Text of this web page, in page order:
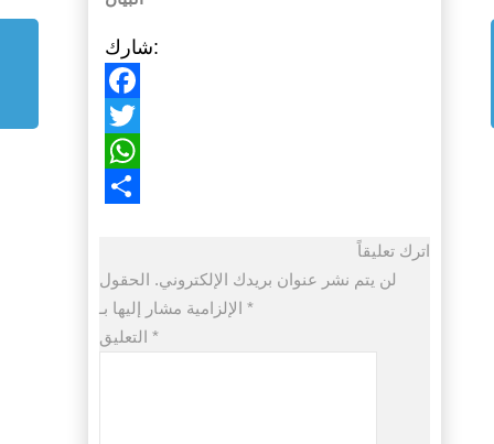
شارك:
Facebook
Twitter
WhatsApp
اترك تعليقاً
لن يتم نشر عنوان بريدك الإلكتروني. الحقول
*
*